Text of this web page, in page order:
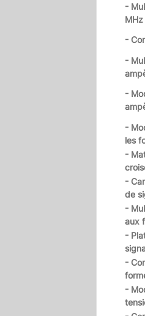
-
MHz
-
-
-
-
les
-
-
de
-
aux
-
-
-